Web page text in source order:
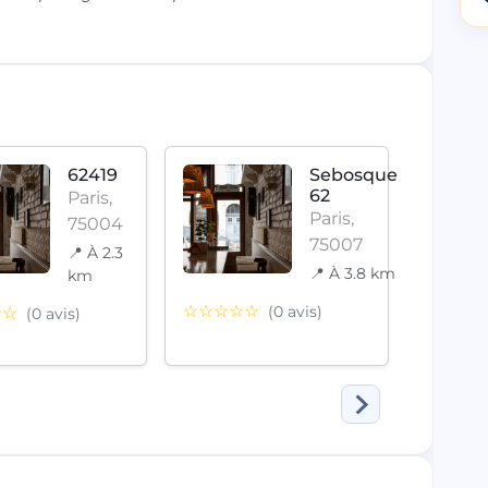
62419
Paris,
75004
📍 À 2.3
km
(0 avis)
Sebosquet
62
Paris,
75007
📍 À 3.8 km
☆☆☆☆☆ (0 avis)